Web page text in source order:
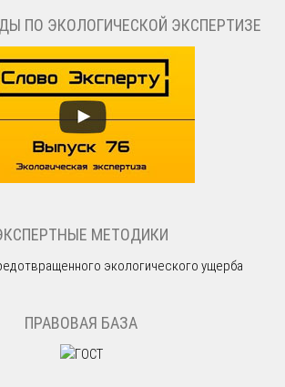
ПО ЭКОЛОГИЧЕСКОЙ ЭКСПЕРТИЗЕ
МЕТОДИКИ
экологического ущерба
ПРАВОВАЯ БАЗА